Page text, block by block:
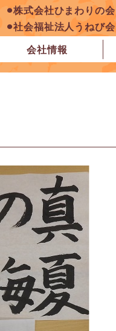
⚫︎株式会社ひまわりの会
⚫︎社会福祉法人うねび会
会社情報